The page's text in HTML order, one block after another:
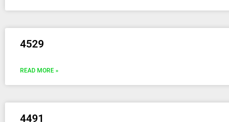
4529
READ MORE »
4491